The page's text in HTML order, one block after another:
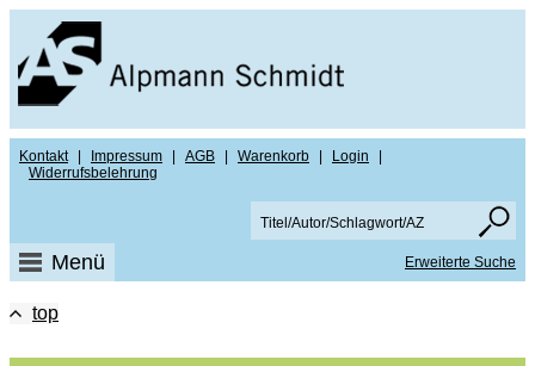
Kontakt Impressum AGB Warenkorb Login
Widerrufsbelehrung
Menü Erweiterte Suche
top